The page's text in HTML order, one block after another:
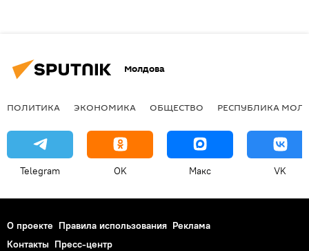
Молдова
ПОЛИТИКА ЭКОНОМИКА ОБЩЕСТВО РЕСПУБЛИКА
Telegram OK Макс VK
О проекте Правила использования Реклама
Контакты Пресс-центр